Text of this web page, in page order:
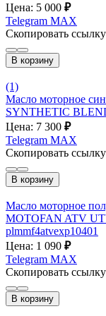
Цена: 5 000 ₽
Telegram MAX
Скопировать ссылку
В корзину
(1)
Масло моторное
SYNTHETIC
Цена: 7 300 ₽
Telegram MAX
Скопировать ссылку
В корзину
Масло моторное
MOTOFAN ATV
plmmf4atvexp10401
Цена: 1 090 ₽
Telegram MAX
Скопировать ссылку
В корзину